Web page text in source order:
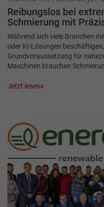
Reibungslos bei
Schmierung mit
Während sich viele Branchen
oder KI-Lösungen
Grundvoraussetzung für
Maschinen brauchen
Jetzt lesen